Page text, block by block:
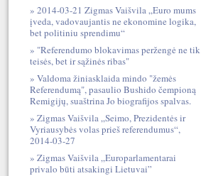
2014-03-21 Zigmas Vaišvila „Euro mums
įveda, vadovaujantis ne ekonomine logika,
bet politiniu sprendimu“
"Referendumo blokavimas peržengė ne tik
teisės, bet ir sąžinės ribas"
Valdoma žiniasklaida mindo "žemės
Referendumą", pasaulio Bushido čempioną
Remigijų, suaštrina Jo biografijos spalvas.
Zigmas Vaišvila „Seimo, Prezidentės ir
Vyriausybės volas prieš referendumus“,
2014-03-27
Zigmas Vaišvila „Europarlamentarai
privalo būti atsakingi Lietuvai”